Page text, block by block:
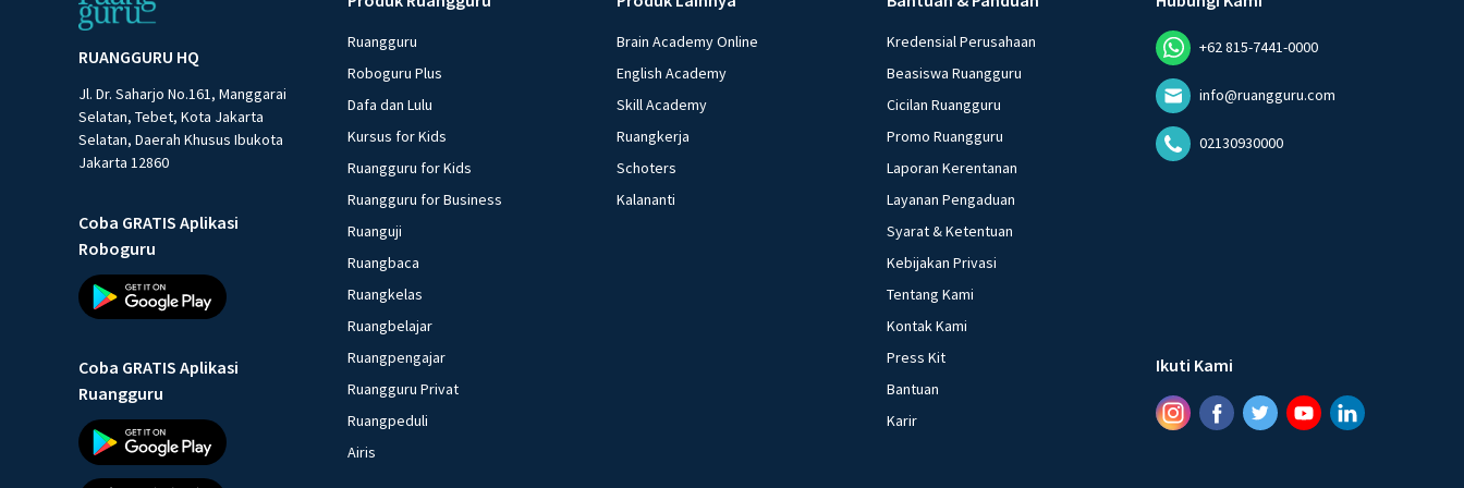
RUANGGURU HQ
Jl. Dr. Saharjo No.161, Manggarai
Selatan, Tebet, Kota Jakarta
Selatan, Daerah Khusus Ibukota
Jakarta 12860
Coba GRATIS Aplikasi
Roboguru
Coba GRATIS Aplikasi
Ruangguru
Ruangguru
Roboguru Plus
Dafa dan Lulu
Kursus for Kids
Ruangguru for Kids
Ruangguru for Business
Ruanguji
Ruangbaca
Ruangkelas
Ruangbelajar
Ruangpengajar
Ruangguru Privat
Ruangpeduli
Airis
Brain Academy Online
English Academy
Skill Academy
Ruangkerja
Schoters
Kalananti
Kredensial Perusahaan
Beasiswa Ruangguru
Cicilan Ruangguru
Promo Ruangguru
Laporan Kerentanan
Layanan Pengaduan
Syarat & Ketentuan
Kebijakan Privasi
Tentang Kami
Kontak Kami
Press Kit
Bantuan
Karir
+62 815-7441-0000
info@ruangguru.com
02130930000
Ikuti Kami